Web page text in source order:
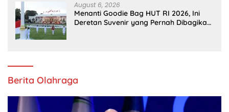
August 6, 2026
Menanti Goodie Bag HUT RI 2026, Ini
Deretan Suvenir yang Pernah Dibagikan
Berita Olahraga